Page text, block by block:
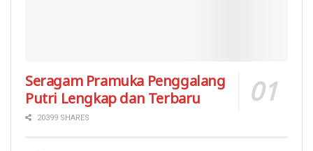
Seragam Pramuka Penggalang
Putri Lengkap dan Terbaru
20399 SHARES